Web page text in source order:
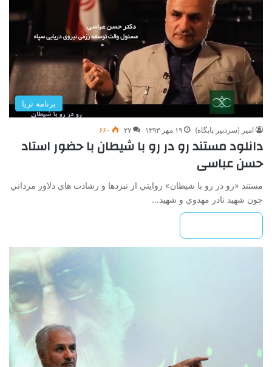
برنامه ثریا
امیر (سردبیر پایگاه) ۱۹ مهر ۱۳۹۳ ۲۷ ۶۶۰
دانلود مستند رو در رو با شیطان با حضور استاد
حسن عباسی
مستند «رو در رو با شيطان» روايتي از نبردها و رشادت هاي دلاور مرداني
چون شهيد نادر مهدوي و شهيد…